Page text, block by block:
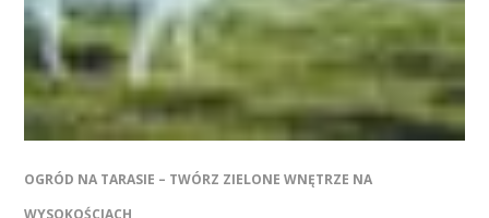
OGRÓD NA TARASIE – TWÓRZ ZIELONE WNĘTRZE NA